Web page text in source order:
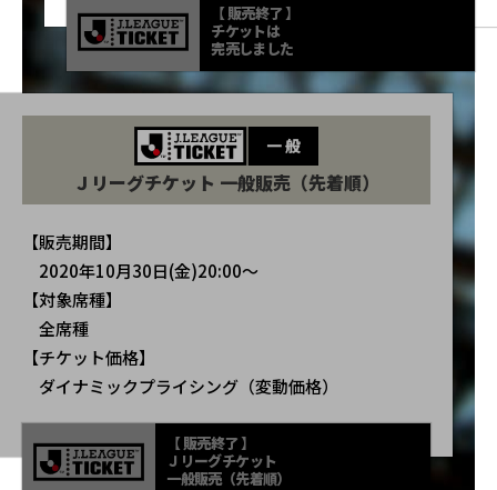
【 販売終了 】
チケットは
完売しました
Ｊリーグチケット 一般販売（先着順）
【販売期間】
2020年10月30日(金)20:00～
【対象席種】
全席種
【チケット価格】
ダイナミックプライシング（変動価格）
【 販売終了 】
Ｊリーグチケット
一般販売（先着順）